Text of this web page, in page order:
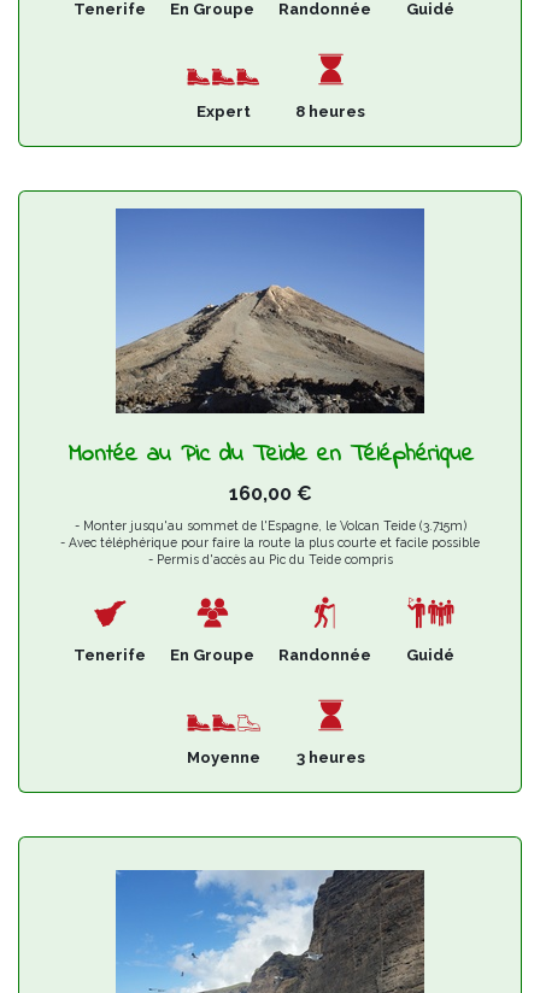
Tenerife En Groupe Randonnée Guidé
Expert 8 heures
Montée au Pic du Teide en Téléphérique
160,00€
- Monter jusqu'au sommet de l'Espagne, le Volcan Teide (3.715m)
- Avec téléphérique pour faire la route la plus courte et facile possible
- Permis d'accès au Pic du Teide compris
Tenerife En Groupe Randonnée Guidé
Moyenne 3 heures